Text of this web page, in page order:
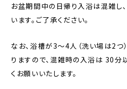
お盆期間中の日帰り入浴は混雑し
います。ご了承ください。
なお、浴槽が3～4人（洗い場は2つ
りますので、混雑時の入浴は 30分
くお願いいたします。